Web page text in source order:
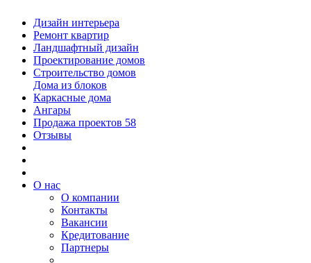
Дизайн интерьера
Ремонт квартир
Ландшафтный дизайн
Проектирование домов
Строительство домов
Дома из блоков
Каркасные дома
Ангары
Продажа проектов 58
Отзывы
О нас
О компании
Контакты
Вакансии
Кредитование
Партнеры